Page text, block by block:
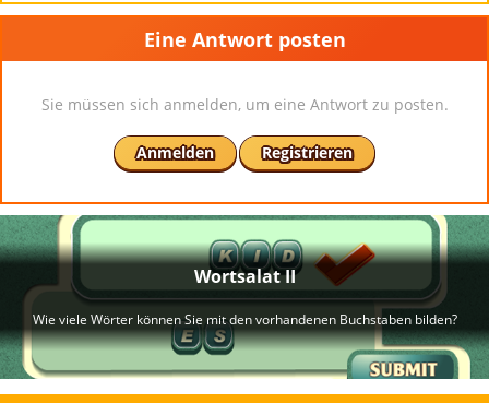
Eine Antwort posten
Sie müssen sich anmelden, um eine Antwort zu posten.
Anmelden Registrieren